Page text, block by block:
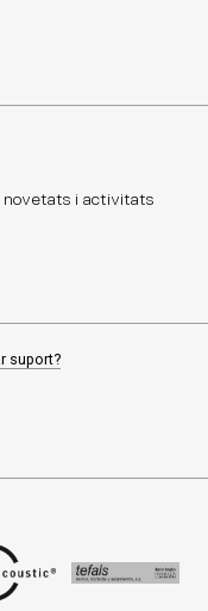
novetats i activitats
suport?